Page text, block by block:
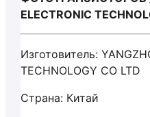
ELECTRONIC
Изготовитель:
TECHNOLOGY CO LTD
Страна: Китай